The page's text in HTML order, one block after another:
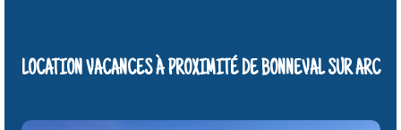
LOCATION VACANCES À PROXIMITÉ DE BONNEVAL SUR ARC